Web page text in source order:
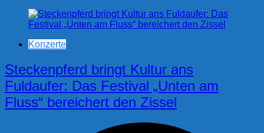
Konzerte
Steckenpferd bringt Kultur ans
Fuldaufer: Das Festival „Unten am
Fluss“ bereichert den Zissel